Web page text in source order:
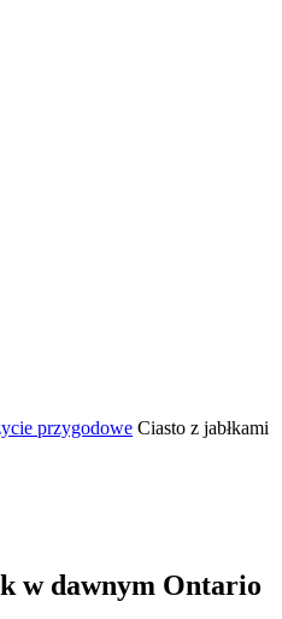
przygodowe Ciasto z jabłkami
w dawnym Ontario